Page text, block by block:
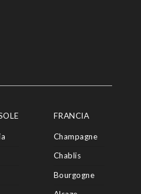
FRANCIA
Champagne
Chablis
Bourgogne